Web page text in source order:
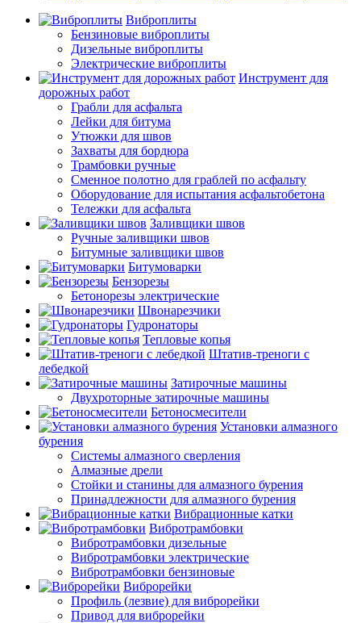
Виброплиты
Бензиновые виброплиты
Дизельные виброплиты
Электрические виброплиты
Инструмент для
дорожных работ
Грабли для асфальта
Лейки для битума
Утюжки для швов
Захваты для бордюра
Трамбовки ручные
Сменное полотно для граблей по асфальту
Оборудование для испытания асфальтобетона
Тележки для асфальта
Заливщики швов
Ручные заливщики швов
Битумные заливщики швов
Битумоварки
Бензорезы
Бетонорезы электрические
Швонарезчики
Гудронаторы
Тепловые копья
Штатив-треноги с
лебедкой
Затирочные машины
Двухроторные затирочные машины
Бетоносмесители
Установки алмазного
бурения
Системы алмазного сверления
Алмазные дрели
Стойки и станины для алмазного бурения
Принадлежности для алмазного бурения
Вибрационные катки
Вибротрамбовки
Вибротрамбовки дизельные
Вибротрамбовки электрические
Вибротрамбовки бензиновые
Виброрейки
Профиль (лезвие) для виброрейки
Привод для виброрейки